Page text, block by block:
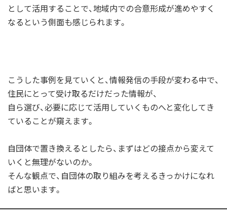
として活用することで、地域内での合意形成が進めやすく
なるという側面も感じられます。
こうした事例を見ていくと、情報発信の手段が変わる中で、
住民にとって受け取るだけだった情報が、
自ら選び、必要に応じて活用していくものへと変化してき
ていることが窺えます。
自団体で置き換えるとしたら、まずはどの接点から変えて
いくと無理がないのか。
そんな観点で、自団体の取り組みを考えるきっかけになれ
ばと思います。